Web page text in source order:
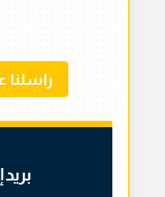
راسلنا
بريد